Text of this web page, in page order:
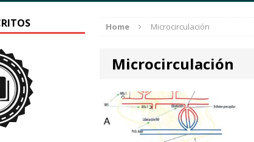
Home Microcirculación
Microcirculación